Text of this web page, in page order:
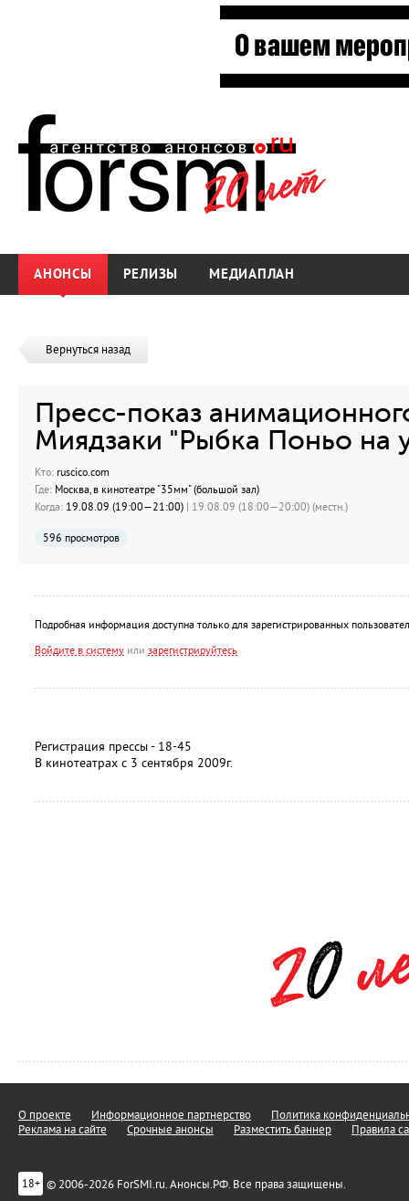
АНОНСЫ РЕЛИЗЫ МЕДИАПЛАН
Вернуться назад
Пресс-показ
Миядзаки "Рыбка Поньо на
Кто: ruscico.com
Где: Москва, в кинотеатре "35мм" (большой зал)
Когда: 19.08.09 (19:00—21:00) | 19.08.09 (18:00—20:00) (местн.)
596 просмотров
Подробная информация доступна только для зарегистрированных
Войдите в систему или зарегистрируйтесь
Регистрация прессы - 18-45
В кинотеатрах с 3 сентября 2009г.
О проекте Информационное партнерство
Политика
Реклама на сайте
Срочные анонсы Разместить баннер Правила
18+ © 2006-2026 ForSMI.ru. Анонсы.РФ. Все права защищены.